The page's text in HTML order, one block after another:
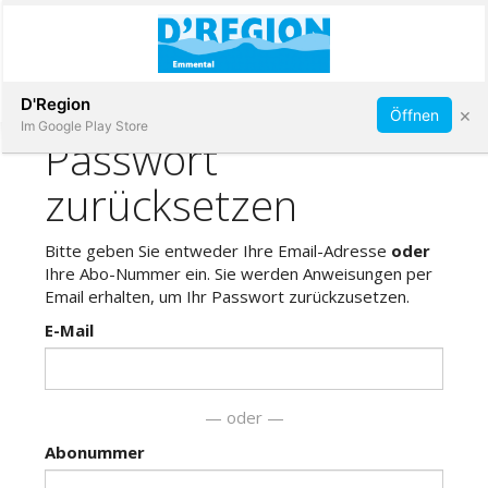
Immobilien
Veranstaltungen
Stellen
Abonnieren
D'Region
Im Google Play Store
Öffnen ×